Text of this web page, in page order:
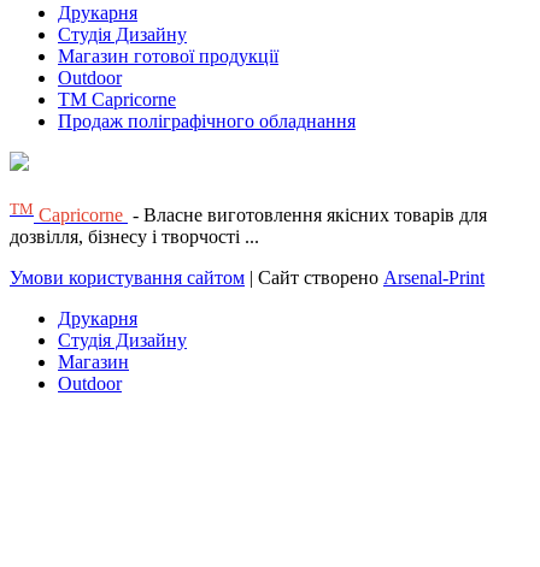
Друкарня
Студія Дизайну
Магазин готової продукції
Outdoor
TM Capricorne
Продаж поліграфічного обладнання
ТМ Capricorne - Власне виготовлення якісних товарів для
дозвілля, бізнесу і творчості ...
Умови користування сайтом | Сайт створено Arsenal-Print
Друкарня
Студія Дизайну
Магазин
Outdoor